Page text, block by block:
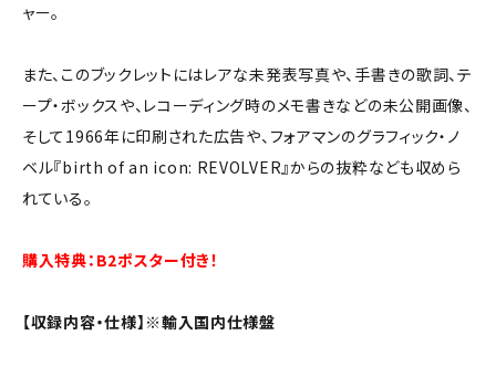
ャー。
また、このブックレットにはレアな未発表写真や、手書きの歌詞、テ
ープ・ボックスや、レコーディング時のメモ書きなどの未公開画像、
そして1966年に印刷された広告や、フォアマンのグラフィック・ノ
ベル『birth of an icon: REVOLVER』からの抜粋なども収めら
れている。
購入特典：B2ポスター付き！
【収録内容・仕様】※輸入国内仕様盤